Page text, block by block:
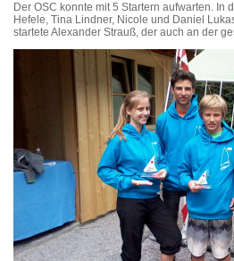
Der OSC konnte mit 5 Startern aufwarten. In
Hefele, Tina Lindner, Nicole und Daniel
startete Alexander Strauß, der auch an der